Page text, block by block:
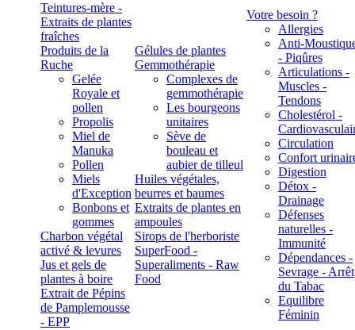
Teintures-mère -
Extraits de plantes
fraîches
Produits de la
Ruche
Gelée
Royale et
pollen
Propolis
Miel de
Manuka
Pollen
Miels
d'Exception
Bonbons et
gommes
Charbon végétal
activé & levures
Jus et gels de
plantes à boire
Extrait de Pépins
de Pamplemousse
- EPP
Gélules de plantes
Gemmothérapie
Complexes de
gemmothérapie
Les bourgeons
unitaires
Sève de
bouleau et
aubier de tilleul
Huiles végétales,
beurres et baumes
Extraits de plantes en
ampoules
Sirops de l'herboriste
SuperFood -
Superaliments - Raw
Food
Votre besoin ?
Allergies
Anti-
- Piqûres
Articulations -
Muscles -
Tendons
Cholestérol -
Circulation
Confort
Digestion
Détox -
Drainage
Défenses
naturelles -
Immunité
Dépendances -
Sevrage - Arrêt
du Tabac
Equilibre
Féminin